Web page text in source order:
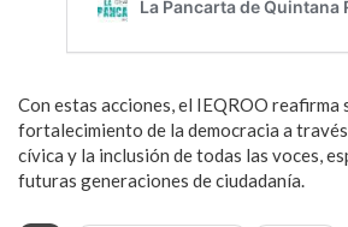
Con estas acciones, el IEQROO reafirma
fortalecimiento de la democracia a
cívica y la inclusión de todas las voces,
futuras generaciones de ciudadanía.